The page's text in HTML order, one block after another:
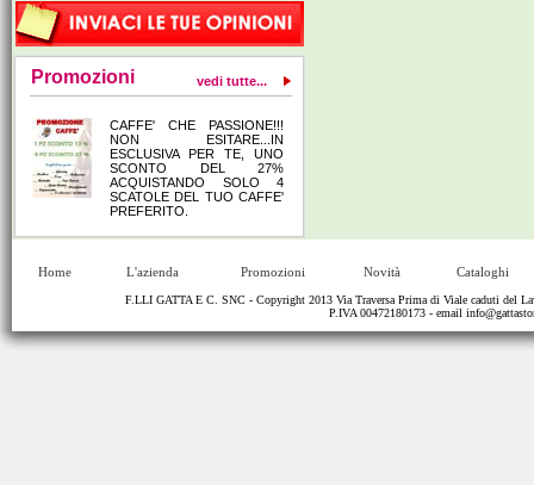
Promozioni vedi tutte...
CAFFE' CHE PASSIONE!!!
NON ESITARE...IN
ESCLUSIVA PER TE, UNO
SCONTO DEL 27%
ACQUISTANDO SOLO 4
SCATOLE DEL TUO CAFFE'
PREFERITO.
Home L'azienda Promozioni Novità Cataloghi
F.LLI GATTA E C. SNC - Copyright 2013 Via Traversa Prima di Viale caduti del
P.IVA 00472180173 - email